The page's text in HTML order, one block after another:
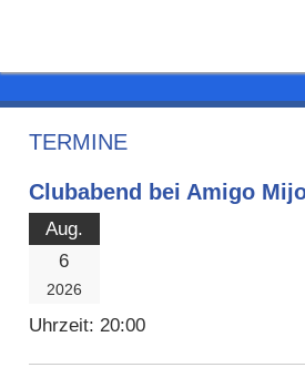
TERMINE
Clubabend bei Amigo
Aug.
6
2026
Uhrzeit: 20:00